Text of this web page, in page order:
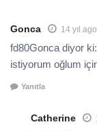
Gonca 14 yıl ago
fd80Gonca diyor
istiyorum oğlum
Yanıtla
Catherine